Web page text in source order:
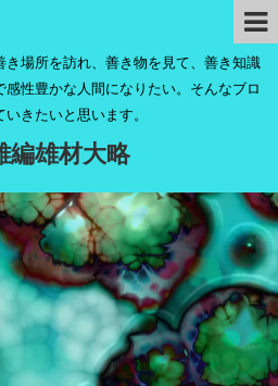
き場所を訪れ、善き物を見て、善き知識
性豊かな人間になりたい。そんなブロ
きたいと思います。
編雄材大略